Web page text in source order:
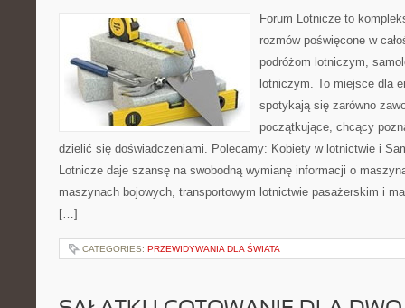
Forum Lotnicze to
rozmów poświęcone w
podróżom lotniczym,
lotniczym. To miejsce dla
spotykają się zarówno
początkujące, chcący
dzielić się doświadczeniami. Polecamy: Kobiety w lotnictwie i
Lotnicze daje szansę na swobodną wymianę informacji o
maszynach bojowych, transportowym lotnictwie pasażerskim i
[…]
CATEGORIES: PRZEWIDYWANIA DLA ŚWIATA